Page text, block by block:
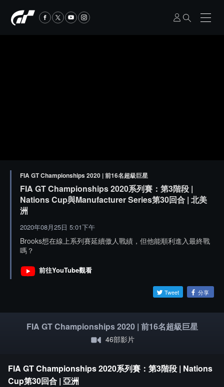
FIA GT Championships 2020 | 前16名超級巨星
FIA GT Championships 2020系列賽：第3階段 |
Nations Cup與Manufacturer Series第30回合 | 北美
洲
2020年08月25日 5:01下午
Brooks想在線上系列賽延續傲人戰績，但他能順利進入最終戰
嗎？
前往YouTube觀看
Tweet 分享
FIA GT Championships 2020 | 前16名超級巨星
46部影片
FIA GT Championships 2020系列賽：第3階段 | Nations
Cup第30回合 | 亞洲